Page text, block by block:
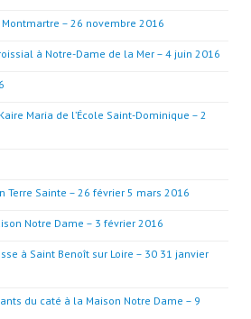
– 26 novembre 2016
à Notre-Dame de la Mer – 4 juin 2016
Maria de l’École Saint-Dominique – 2
Terre Sainte – 26 février 5 mars 2016
Notre Dame – 3 février 2016
à Saint Benoît sur Loire – 30 31 janvier
du caté à la Maison Notre Dame – 9